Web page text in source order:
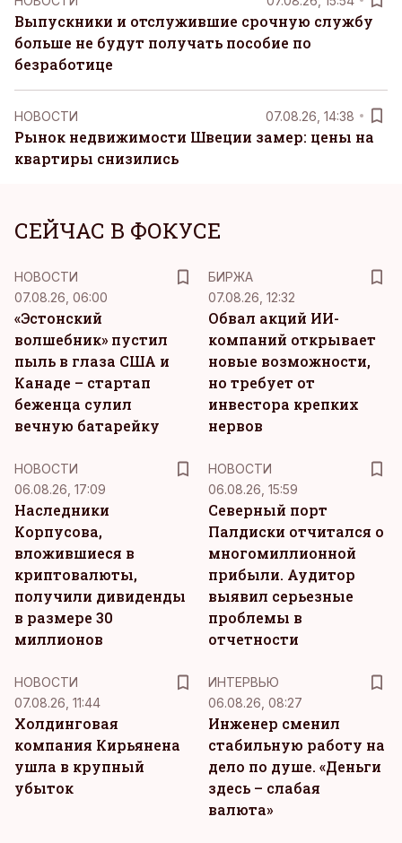
Выпускники и отслужившие срочную службу
больше не будут получать пособие по
безработице
НОВОСТИ 07.08.26, 14:38
Рынок недвижимости Швеции замер: цены на
квартиры снизились
СЕЙЧАС В ФОКУСЕ
НОВОСТИ
07.08.26, 06:00
«Эстонский
волшебник» пустил
пыль в глаза США и
Канаде – стартап
беженца сулил
вечную батарейку
БИРЖА
07.08.26, 12:32
Обвал акций ИИ-
компаний открывает
новые возможности,
но требует от
инвестора крепких
нервов
НОВОСТИ
06.08.26, 17:09
Наследники
Корпусова,
вложившиеся в
криптовалюты,
получили дивиденды
в размере 30
миллионов
НОВОСТИ
06.08.26, 15:59
Северный порт
Палдиски отчитался о
многомиллионной
прибыли. Аудитор
выявил серьезные
проблемы в
отчетности
НОВОСТИ
07.08.26, 11:44
Холдинговая
компания Кирьянена
ушла в крупный
убыток
ИНТЕРВЬЮ
06.08.26, 08:27
Инженер сменил
стабильную работу на
дело по душе. «Деньги
здесь – слабая
валюта»